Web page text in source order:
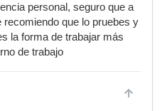
personal, seguro que a
recomiendo que lo pruebes y
la forma de trabajar más
de trabajo